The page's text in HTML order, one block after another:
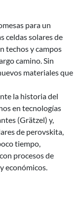
para un
celdas solares de
techos y campos
camino. Sin
materiales que
la historia del
en tecnologías
(Grätzel) y,
de perovskita,
tiempo,
procesos de
económicos.